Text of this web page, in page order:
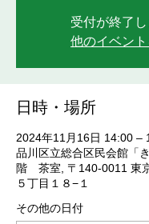
受付が終了
他のイベン
日時・場所
2024年11月16日 14:00 –
品川区立総合区民会館「
階 茶室, 〒140-0011 東
５丁目１８−１
その他の日付